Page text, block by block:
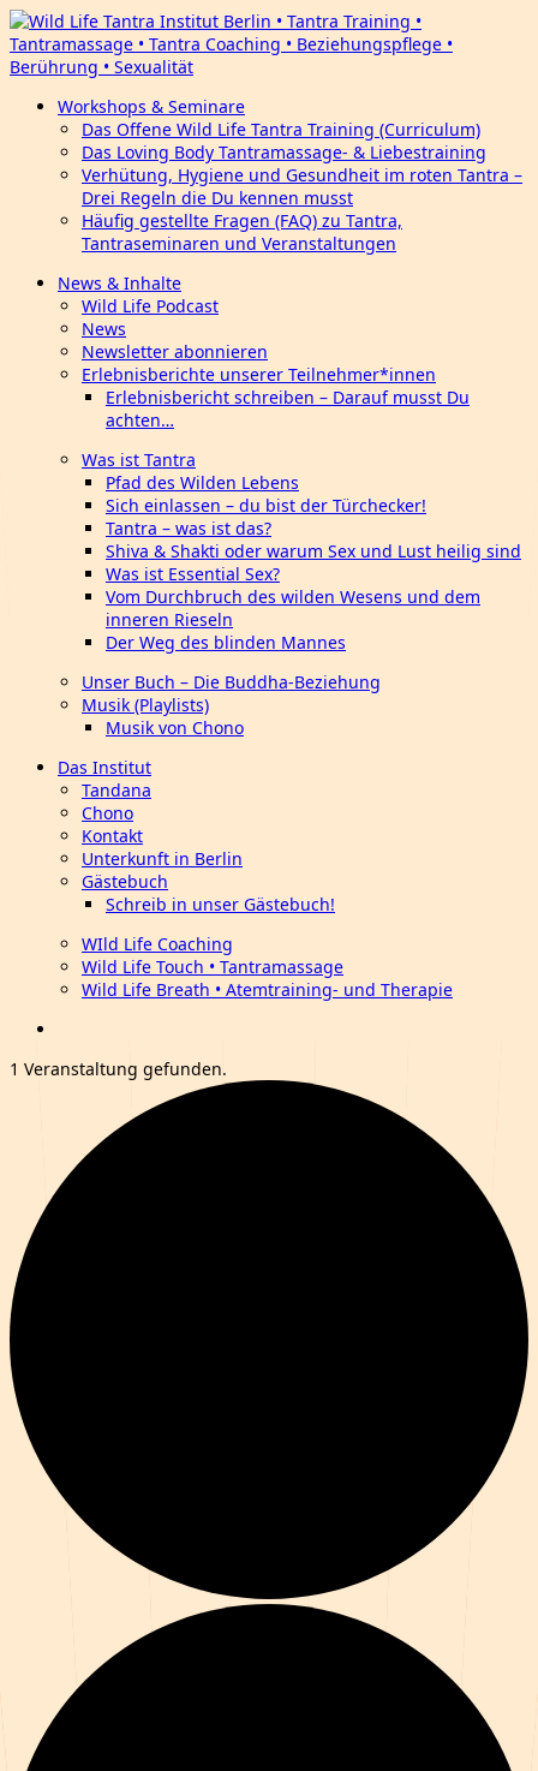
Workshops & Seminare
Das Offene Wild Life Tantra Training (Curriculum)
Das Loving Body Tantramassage- & Liebestraining
Verhütung, Hygiene und Gesundheit im roten Tantra –
Drei Regeln die Du kennen musst
Häufig gestellte Fragen (FAQ) zu Tantra,
Tantraseminaren und Veranstaltungen
News & Inhalte
Wild Life Podcast
News
Newsletter abonnieren
Erlebnisberichte unserer Teilnehmer*innen
Erlebnisbericht schreiben – Darauf musst Du
achten…
Was ist Tantra
Pfad des Wilden Lebens
Sich einlassen – du bist der Türchecker!
Tantra – was ist das?
Shiva & Shakti oder warum Sex und Lust heilig sind
Was ist Essential Sex?
Vom Durchbruch des wilden Wesens und dem
inneren Rieseln
Der Weg des blinden Mannes
Unser Buch – Die Buddha-Beziehung
Musik (Playlists)
Musik von Chono
Das Institut
Tandana
Chono
Kontakt
Unterkunft in Berlin
Gästebuch
Schreib in unser Gästebuch!
WIld Life Coaching
Wild Life Touch • Tantramassage
Wild Life Breath • Atemtraining- und Therapie
1 Veranstaltung gefunden.